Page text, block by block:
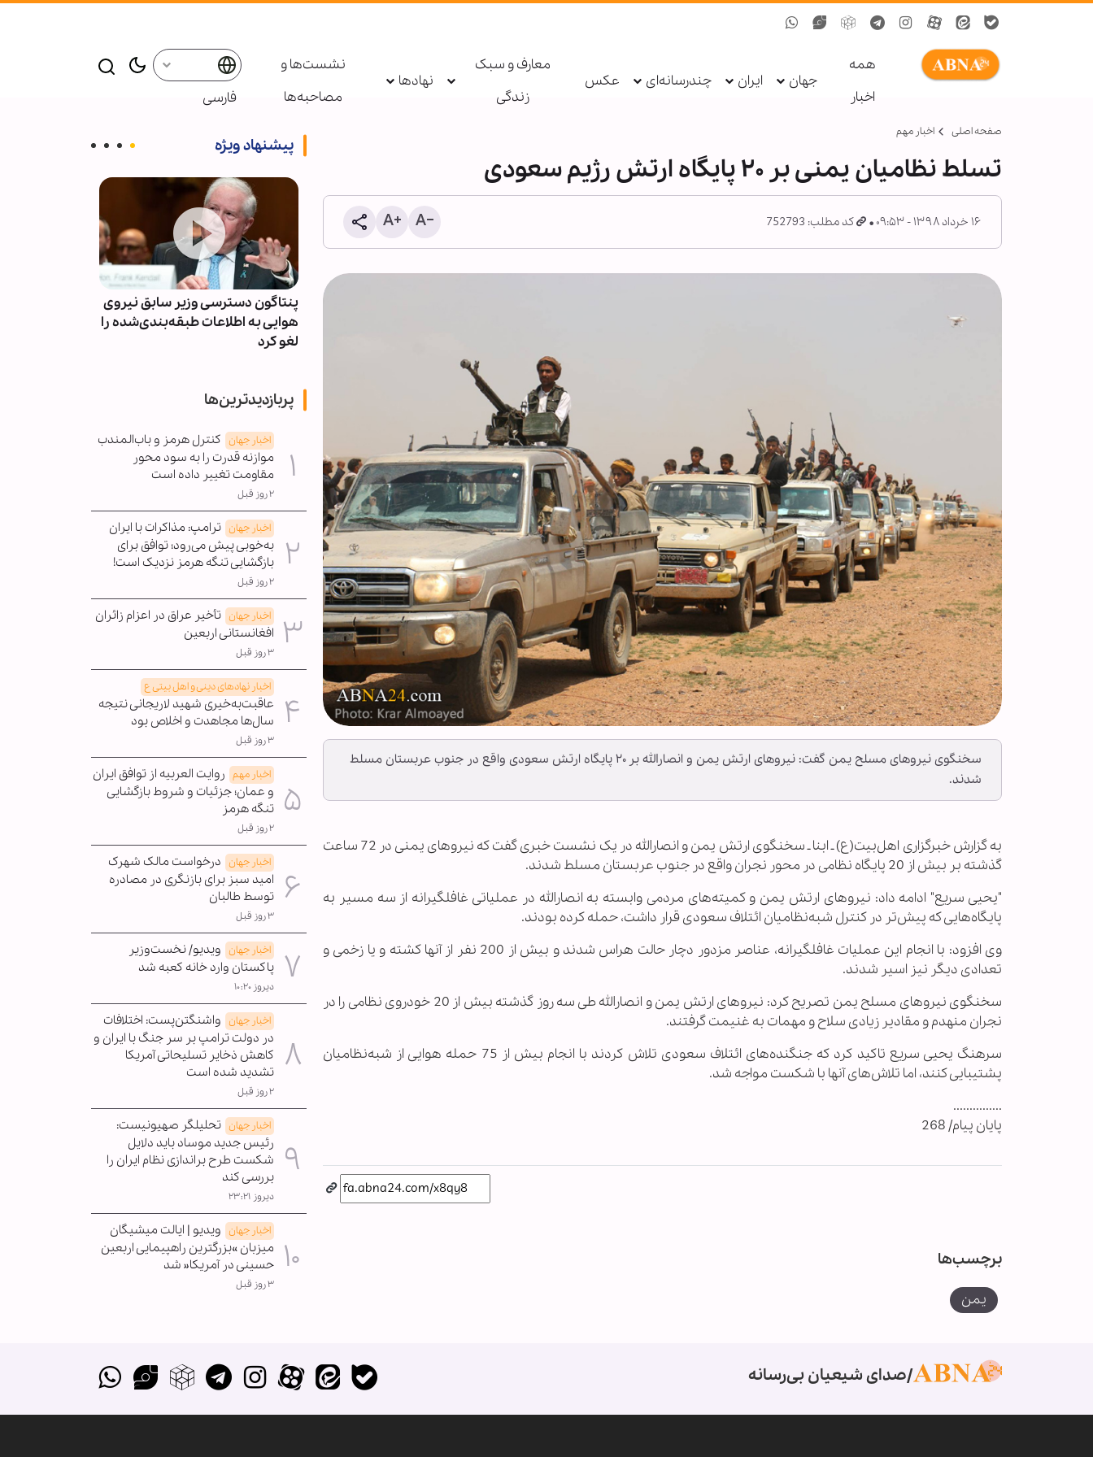
همه
اخبار
جهان ایران چندرسانه‌ای عکس
معارف و سبک
زندگی
نهادها
نشست‌ها و
مصاحبه‌ها
فارسی
صفحه اصلی اخبار مهم
تسلط نظامیان یمنی بر ۲۰ پایگاه ارتش رژیم سعودی
۱۶ خرداد ۱۳۹۸ - ۰۹:۵۳ کد مطلب: 752793
سخنگوی نیروهای مسلح یمن گفت: نیروهای ارتش یمن و انصارالله بر ۲۰ پایگاه ارتش سعودی واقع در جنوب عربستان مسلط
شدند.
به گزارش خبرگزاری اهل‌بیت(ع) ـ ابنا ـ سخنگوی ارتش یمن و انصارالله در یک نشست خبری گفت که نیروهای یمنی در 72 ساعت
گذشته بر بیش از 20 پایگاه نظامی در محور نجران واقع در جنوب عربستان مسلط شدند.
"یحیی سریع" ادامه داد: نیروهای ارتش یمن و کمیته‌های مردمی وابسته به انصارالله در عملیاتی غافلگیرانه از سه مسیر به
پایگاه‌هایی که پیش‌تر در کنترل شبه‌نظامیان ائتلاف سعودی قرار داشت، حمله کرده بودند.
وی افزود: با انجام این عملیات غافلگیرانه، عناصر مزدور دچار حالت هراس شدند و بیش از 200 نفر از آنها کشته و یا زخمی و
تعدادی دیگر نیز اسیر شدند.
سخنگوی نیروهای مسلح یمن تصریح کرد: نیروهای ارتش یمن و انصارالله طی سه روز گذشته بیش از 20 خودروی نظامی را در
نجران منهدم و مقادیر زیادی سلاح و مهمات به غنیمت گرفتند.
سرهنگ یحیی سریع تاکید کرد که جنگنده‌های ائتلاف سعودی تلاش کردند با انجام بیش از 75 حمله هوایی از شبه‌نظامیان
پشتیبایی کنند، اما تلاش‌های آنها با شکست مواجه شد.
...............
پایان پیام/ 268
برچسب‌ها
یمن
پیشنهاد ویژه
سناتور آمریکایی خواستار راه‌اندازی
پنتاگون دسترسی وزیر سابق نیروی
هوایی به اطلاعات طبقه‌بندی‌شده را
لغو کرد
پربازدیدترین‌ها
اخبار جهان کنترل هرمز و باب‌المندب
موازنه قدرت را به سود محور
مقاومت تغییر داده است
۲ روز قبل
اخبار جهان ترامپ: مذاکرات با ایران
به‌خوبی پیش می‌رود؛ توافق برای
بازگشایی تنگه هرمز نزدیک است!
۲ روز قبل
اخبار جهان تأخیر عراق در اعزام زائران
افغانستانی اربعین
۳ روز قبل
اخبار نهادهای دینی و اهل بیتی ع
عاقبت‌به‌خیری شهید لاریجانی نتیجه
سال‌ها مجاهدت و اخلاص بود
۳ روز قبل
اخبار مهم روایت العربیه از توافق ایران
و عمان؛ جزئیات و شروط بازگشایی
تنگه هرمز
۲ روز قبل
اخبار جهان درخواست مالک شهرک
امید سبز برای بازنگری در مصادره
توسط طالبان
۳ روز قبل
اخبار جهان ویدیو/ نخست‌وزیر
پاکستان وارد خانه کعبه شد
دیروز ۱۰:۲۰
اخبار جهان واشنگتن‌پست: اختلافات
در دولت ترامپ بر سر جنگ با ایران و
کاهش ذخایر تسلیحاتی آمریکا
تشدید شده است
۲ روز قبل
اخبار جهان تحلیلگر صهیونیست:
رئیس جدید موساد باید دلایل
شکست طرح براندازی نظام ایران را
بررسی کند
دیروز ۲۳:۲۱
اخبار جهان ویدیو | ایالت میشیگان
میزبان »بزرگترین راهپیمایی اربعین
حسینی در آمریکا« شد
۳ روز قبل
صدای شیعیان بی‌رسانه